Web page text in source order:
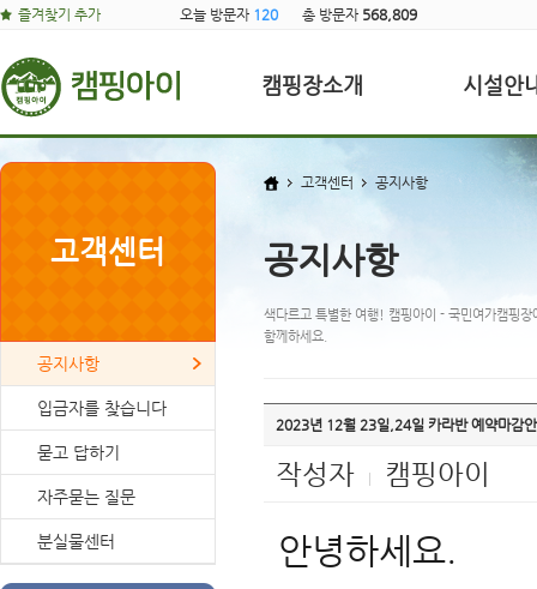
즐겨찾기 추가 오늘 방문자 120 총 방문자 568,809
캠핑장소개 시설안
고객센터
공지사항
입금자를 찾습니다
묻고 답하기
자주묻는 질문
분실물센터
고객센터 공지사항
공지사항
색다르고 특별한 여행! 캠핑아이 - 국민여가캠핑장
함께하세요.
2023년 12월 23일,24일 카라반 예약마감
작성자 캠핑아이
안녕하세요.